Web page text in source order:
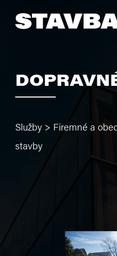
Služby > Firemné a
stavby